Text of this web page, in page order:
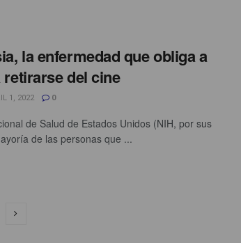
la enfermedad que obliga a
del cine
1, 2022 0
de Salud de Estados Unidos (NIH, por sus
de las personas que ...